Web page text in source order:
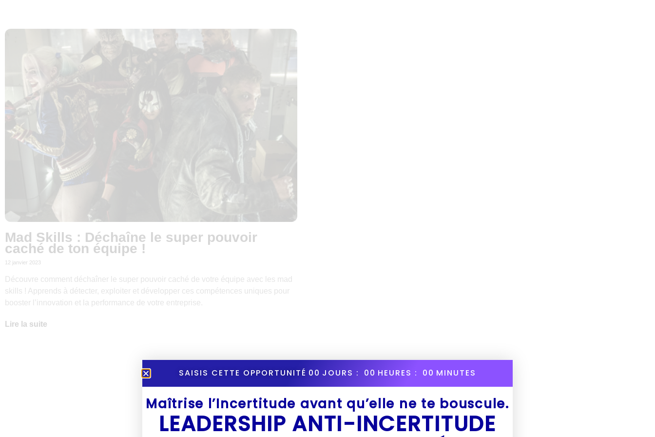
Mad Skills : Déchaîne le super pouvoir
caché de ton équipe !
12 janvier 2023
Découvre comment déchaîner le super pouvoir caché de votre équipe avec les mad
skills ! Apprends à détecter, exploiter et développer ces compétences uniques pour
booster l’innovation et la performance de votre entreprise.
Lire la suite
Il n'y a aucune limite
SAISIS CETTE OPPORTUNITÉ 00 JOURS : 00 HEURES : 00 MINUTES
Maîtrise l’Incertitude avant qu’elle ne te bouscule.
LEADERSHIP ANTI-INCERTITUDE